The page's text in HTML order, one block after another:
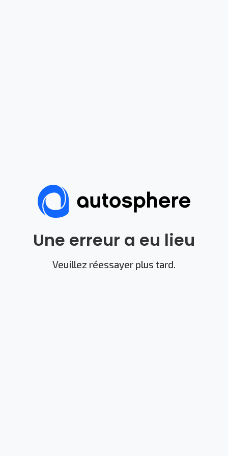
Une erreur a eu lieu
Veuillez réessayer plus tard.